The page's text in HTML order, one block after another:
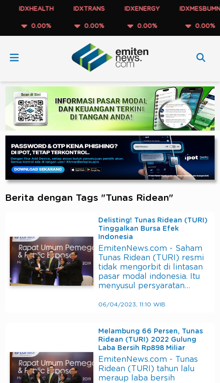
IDXHEALTH
0.00%
IDXTRANS
0.00%
IDXENERGY
0.00%
IDXMESBUMN
0.00%
Berita dengan Tags "Tunas Ridean"
Delisting! Tunas Ridean (TURI)
Tinggalkan Bursa Efek
Indonesia
EmitenNews.com - Saham
Tunas Ridean (TURI) resmi
tidak mengorbit di lintasan
pasar modal indonesia. Itu
menyusul persyaratan…
06/04/2023, 11:10 WIB
Melambung 66 Persen, Tunas
Ridean (TURI) 2022 Gulung
Laba Bersih Rp898 Miliar
EmitenNews.com - Tunas
Ridean (TURI) tahun lalu
meraup laba bersih